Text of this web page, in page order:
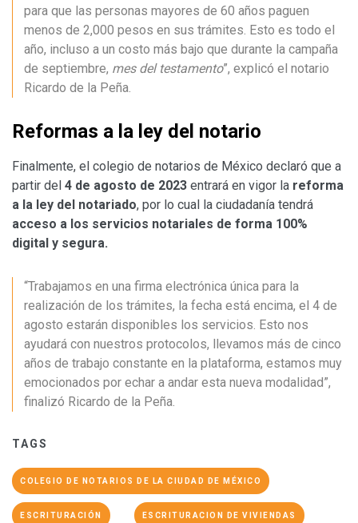
para que las personas mayores de 60 años paguen
menos de 2,000 pesos en sus trámites. Esto es todo el
año, incluso a un costo más bajo que durante la campaña
de septiembre, mes del testamento”, explicó el notario
Ricardo de la Peña.
Reformas a la ley del notario
Finalmente, el colegio de notarios de México declaró que a
partir del 4 de agosto de 2023 entrará en vigor la reforma
a la ley del notariado, por lo cual la ciudadanía tendrá
acceso a los servicios notariales de forma 100%
digital y segura.
“Trabajamos en una firma electrónica única para la
realización de los trámites, la fecha está encima, el 4 de
agosto estarán disponibles los servicios. Esto nos
ayudará con nuestros protocolos, llevamos más de cinco
años de trabajo constante en la plataforma, estamos muy
emocionados por echar a andar esta nueva modalidad”,
finalizó Ricardo de la Peña.
TAGS
COLEGIO DE NOTARIOS DE LA CIUDAD DE MÉXICO
ESCRITURACIÓN ESCRITURACION DE VIVIENDAS